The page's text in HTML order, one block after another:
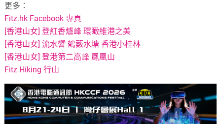
更多：
Fitz.hk Facebook 專頁
[香港山女] 登紅香爐峰 環瞰維港之美
[香港山女] 流水響 鶴藪水塘 香港小桂林
[香港山女] 登港第二高峰 鳳凰山
Fitz Hiking 行山